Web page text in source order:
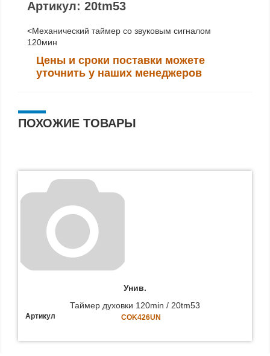
Артикул: 20tm53
<Механический таймер со звуковым сигналом
120мин
Цены и сроки поставки можете
уточнить у наших менеджеров
ПОХОЖИЕ ТОВАРЫ
Унив.
Таймер духовки 120min / 20tm53
Артикул COK426UN